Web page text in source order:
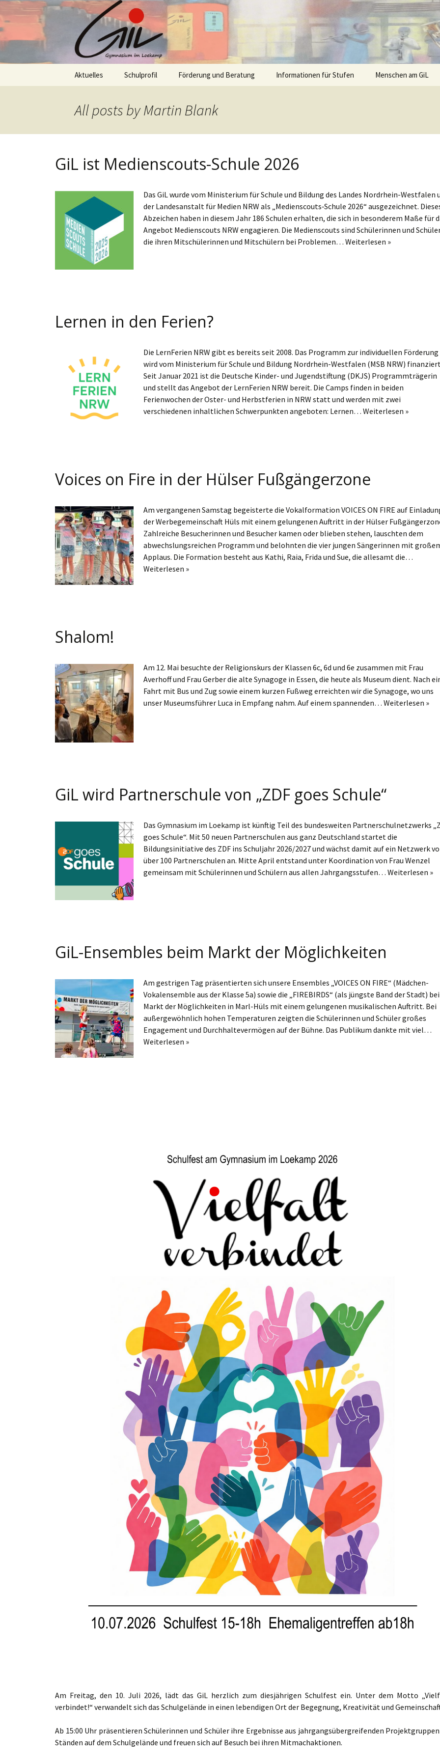
Aktuelles Schulprofil Förderung und Beratung Informationen für Stufen Menschen am GiL
All posts byMartin Blank
GiL ist Medienscouts-Schule 2026
Das GiL wurde vom Ministerium für Schule und Bildung des Landes Nordrhein-Westfalen
der Landesanstalt für Medien NRW als „Medienscouts‑Schule 2026“ ausgezeichnet.
Abzeichen haben in diesem Jahr 186 Schulen erhalten, die sich in besonderem Maße für
Angebot Medienscouts NRW engagieren. Die Medienscouts sind Schülerinnen und
die ihren Mitschülerinnen und Mitschülern bei Problemen… Weiterlesen »
Lernen in den Ferien?
Die LernFerien NRW gibt es bereits seit 2008. Das Programm zur individuellen Förderung
wird vom Ministerium für Schule und Bildung Nordrhein-Westfalen (MSB NRW)
Seit Januar 2021 ist die Deutsche Kinder- und Jugendstiftung (DKJS) Programmträgerin
und stellt das Angebot der LernFerien NRW bereit. Die Camps finden in beiden
Ferienwochen der Oster- und Herbstferien in NRW statt und werden mit zwei
verschiedenen inhaltlichen Schwerpunkten angeboten: Lernen… Weiterlesen »
Voices on Fire in der Hülser Fußgängerzone
Am vergangenen Samstag begeisterte die Vokalformation VOICES ON FIRE auf
der Werbegemeinschaft Hüls mit einem gelungenen Auftritt in der Hülser
Zahlreiche Besucherinnen und Besucher kamen oder blieben stehen, lauschten dem
abwechslungsreichen Programm und belohnten die vier jungen Sängerinnen mit
Applaus. Die Formation besteht aus Kathi, Raia, Frida und Sue, die allesamt die…
Weiterlesen »
Shalom!
Am 12. Mai besuchte der Religionskurs der Klassen 6c, 6d und 6e zusammen mit Frau
Averhoff und Frau Gerber die alte Synagoge in Essen, die heute als Museum dient. Nach
Fahrt mit Bus und Zug sowie einem kurzen Fußweg erreichten wir die Synagoge, wo uns
unser Museumsführer Luca in Empfang nahm. Auf einem spannenden… Weiterlesen »
GiL wird Partnerschule von „ZDF goes Schule“
Das Gymnasium im Loekamp ist künftig Teil des bundesweiten Partnerschulnetzwerks
goes Schule“. Mit 50 neuen Partnerschulen aus ganz Deutschland startet die
Bildungsinitiative des ZDF ins Schuljahr 2026/2027 und wächst damit auf ein Netzwerk
über 100 Partnerschulen an. Mitte April entstand unter Koordination von Frau Wenzel
gemeinsam mit Schülerinnen und Schülern aus allen Jahrgangsstufen… Weiterlesen »
GiL-Ensembles beim Markt der Möglichkeiten
Am gestrigen Tag präsentierten sich unsere Ensembles „VOICES ON FIRE“ (Mädchen-
Vokalensemble aus der Klasse 5a) sowie die „FIREBIRDS“ (als jüngste Band der Stadt)
Markt der Möglichkeiten in Marl-Hüls mit einem gelungenen musikalischen Auftritt. Bei
außergewöhnlich hohen Temperaturen zeigten die Schülerinnen und Schüler großes
Engagement und Durchhaltevermögen auf der Bühne. Das Publikum dankte mit viel…
Weiterlesen »
Am Freitag, den 10. Juli 2026, lädt das GiL herzlich zum diesjährigen Schulfest ein. Unter dem Motto
verbindet!“ verwandelt sich das Schulgelände in einen lebendigen Ort der Begegnung, Kreativität und
Ab 15:00 Uhr präsentieren Schülerinnen und Schüler ihre Ergebnisse aus jahrgangsübergreifenden
Ständen auf dem Schulgelände und freuen sich auf Besuch bei ihren Mitmachaktionen.